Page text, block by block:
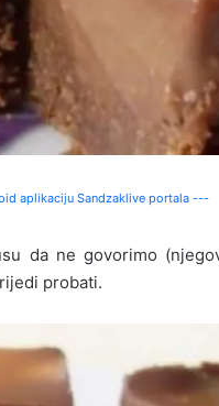
aplikaciju Sandzaklive portala ---
da ne govorimo
probati.